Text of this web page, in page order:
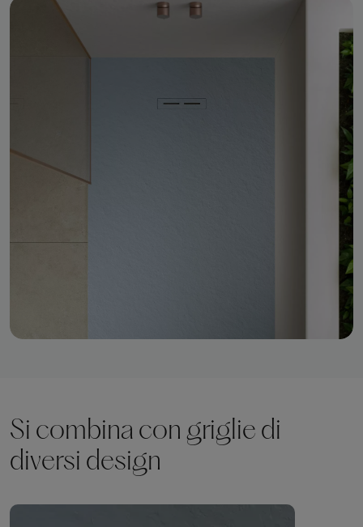
Si combina con griglie di
diversi design